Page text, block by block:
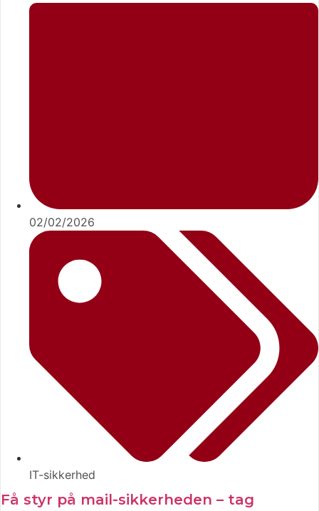
02/02/2026
IT-sikkerhed
Få styr på mail-sikkerheden – tag